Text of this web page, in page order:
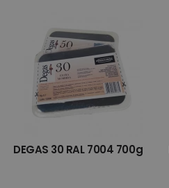
DEGAS 30 RAL 7004 700g